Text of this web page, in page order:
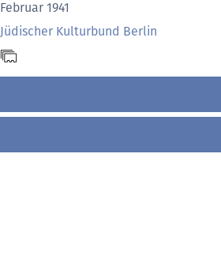
Februar 1941
Jüdischer Kulturbund Berlin